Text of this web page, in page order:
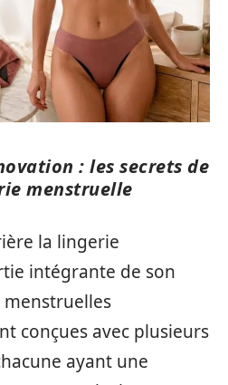
: les secrets de
menstruelle
la lingerie
intégrante de son
menstruelles
conçues avec plusieurs
ayant une